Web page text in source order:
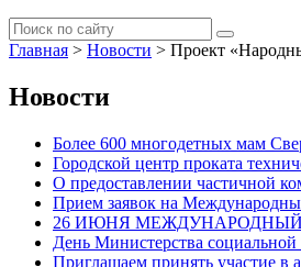
Главная > Новости > Проект
Новости
Более 600 многодетных мам
Городской центр проката
О предоставлении частичной
Прием заявок на
26 ИЮНЯ
День Министерства
Приглашаем принять участие в